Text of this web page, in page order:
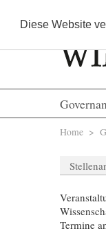
Diese Website
Sie
Home >
Termine